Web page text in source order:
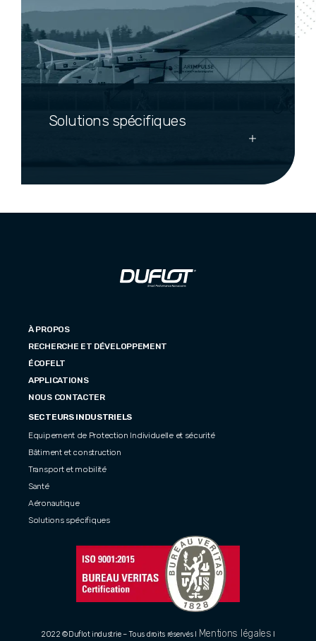
Solutions spécifiques
À PROPOS
RECHERCHE ET DÉVELOPPEMENT
ÉCOFELT
APPLICATIONS
NOUS CONTACTER
SECTEURS INDUSTRIELS
Equipement de Protection Individuelle et sécurité
Bâtiment et construction
Transport et mobilité
Santé
Aéronautique
Solutions spécifiques
2022 ©Duflot industrie – Tous droits réservés I Mentions légales I